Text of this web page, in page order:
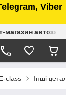
Viber
магазин
class Інші